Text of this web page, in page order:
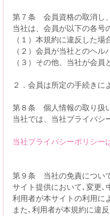
第７条 会員資格の取消し
当社は、会員が以下の各号
（１）本規約に違反した場
（２）会員が当社とのヘ
（３）その他、当社が会
２．会員は所定の手続きに
第８条 個人情報の取り扱
当社では、当社プライバシ
当社プライバシーポリシー
第９条 当社の免責につい
サイト提供において､変更､
利用者が本サイトの利用に
また､利用者が本規約に違